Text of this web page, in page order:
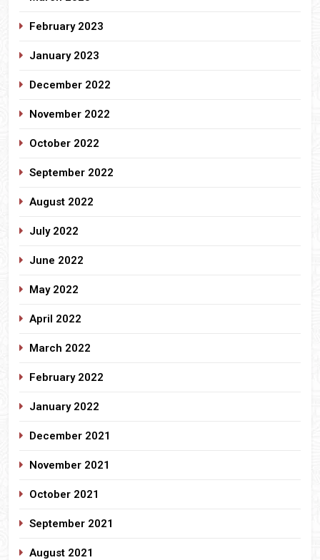
February 2023
January 2023
December 2022
November 2022
October 2022
September 2022
August 2022
July 2022
June 2022
May 2022
April 2022
March 2022
February 2022
January 2022
December 2021
November 2021
October 2021
September 2021
August 2021